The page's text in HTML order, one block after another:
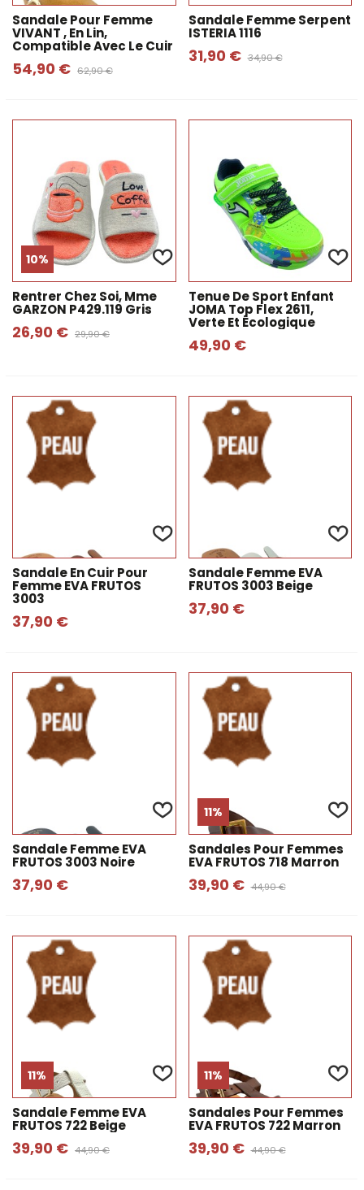
Sandale Pour Femme
VIVANT , En Lin,
Compatible Avec Le Cuir
54,90 € 62,90 €
Sandale Femme Serpent
ISTERIA 1116
31,90 € 34,90 €
10%
Rentrer Chez Soi, Mme
GARZON P429.119 Gris
26,90 € 29,90 €
Tenue De Sport Enfant
JOMA Top Flex 2611,
Verte Et Écologique
49,90 €
Sandale En Cuir Pour
Femme EVA FRUTOS
3003
37,90 €
Sandale Femme EVA
FRUTOS 3003 Beige
37,90 €
Sandale Femme EVA
FRUTOS 3003 Noire
37,90 €
11%
Sandales Pour Femmes
EVA FRUTOS 718 Marron
39,90 € 44,90 €
11%
Sandale Femme EVA
FRUTOS 722 Beige
39,90 € 44,90 €
11%
Sandales Pour Femmes
EVA FRUTOS 722 Marron
39,90 € 44,90 €